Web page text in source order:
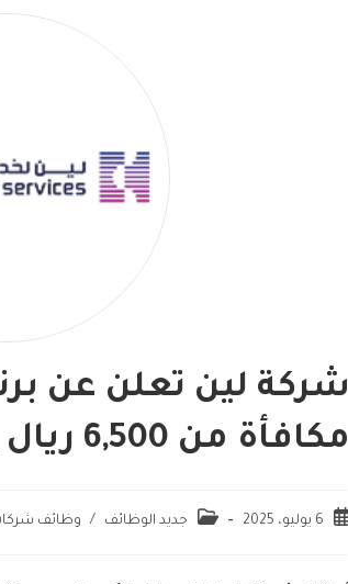
شركة لين تعلن عن
مكافأة من 6,500 ريال إلى 8,500 ريال
6 يوليو، 2025 جديد الوظائف / وظائف